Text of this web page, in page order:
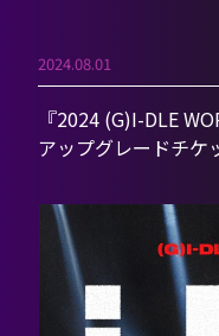
2024.08.01
『2024 (G)I-DLE
アップグレードチケ